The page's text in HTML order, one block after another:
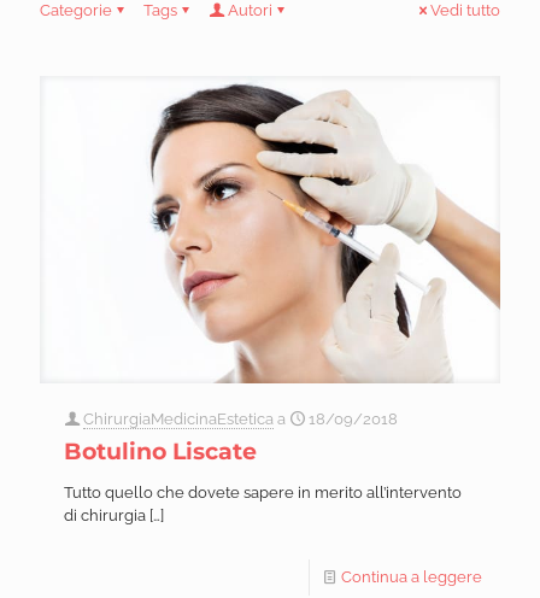
Categorie Tags Autori Vedi tutto
ChirurgiaMedicinaEstetica a 18/09/2018
Botulino Liscate
Tutto quello che dovete sapere in merito all’intervento
di chirurgia […]
Continua a leggere